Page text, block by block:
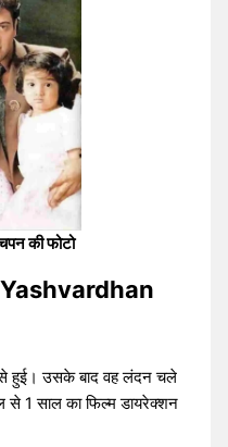
की फोटो
Yashvardhan
से हुई। उसके बाद वह लंदन चले
से 1 साल का फिल्म डायरेक्शन